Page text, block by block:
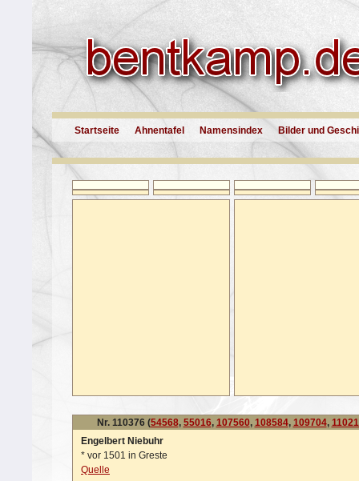
Startseite Ahnentafel Namensindex Bilder und
Nr. 110376 (54568, 55016, 107560, 108584, 109704,
Engelbert Niebuhr
* vor 1501 in Greste
Quelle